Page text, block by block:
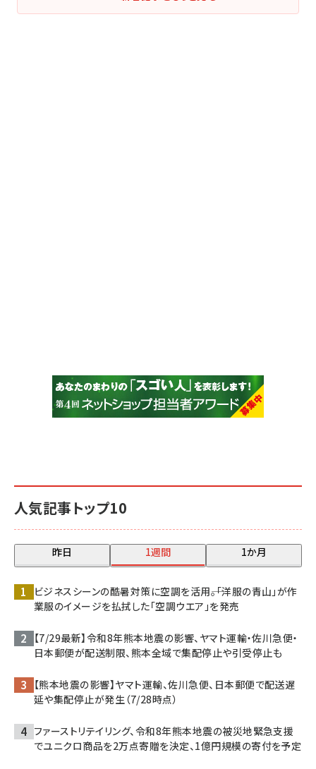
人気記事トップ10
昨日 1週間 1か月
ビジネスシーンの酷暑対策に空調を活用――。「洋服の青山」が作
業服のイメージを払拭した「空調ウエア」を発売
【7/29最新】令和8年熊本地震の影響、ヤマト運輸・佐川急便・
日本郵便が配送制限、熊本全域で集配停止や引受停止も
【熊本地震の影響】ヤマト運輸、佐川急便、日本郵便で配送遅
延や集配停止が発生（7/28時点）
ファーストリテイリング、令和8年熊本地震の被災地緊急支援
でユニクロ商品を2万点寄贈を決定、1億円規模の寄付を予定